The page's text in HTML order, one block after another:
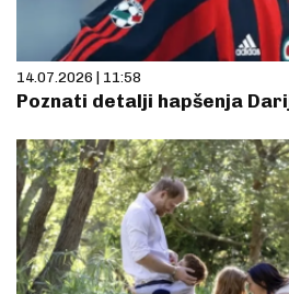
14.07.2026 | 11:58
Poznati detalji hapšenja